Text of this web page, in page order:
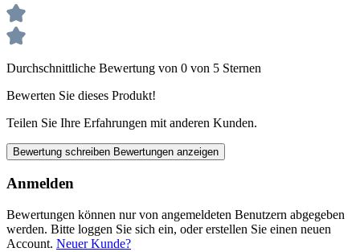
Durchschnittliche Bewertung von 0 von 5 Sternen
Bewerten Sie dieses Produkt!
Teilen Sie Ihre Erfahrungen mit anderen Kunden.
Bewertung schreiben Bewertungen anzeigen
Anmelden
Bewertungen können nur von angemeldeten Benutzern abgegeben
werden. Bitte loggen Sie sich ein, oder erstellen Sie einen neuen
Account. Neuer Kunde?